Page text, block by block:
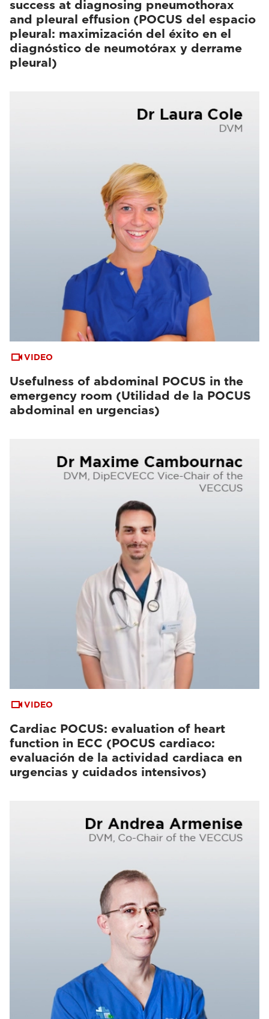
success at diagnosing pneumothorax
and pleural effusion (POCUS del espacio
pleural: maximización del éxito en el
diagnóstico de neumotórax y derrame
pleural)
VIDEO
Usefulness of abdominal POCUS in the
emergency room (Utilidad de la POCUS
abdominal en urgencias)
VIDEO
Cardiac POCUS: evaluation of heart
function in ECC (POCUS cardiaco:
evaluación de la actividad cardiaca en
urgencias y cuidados intensivos)